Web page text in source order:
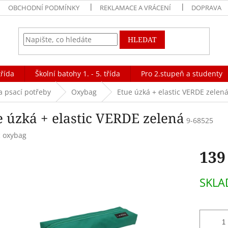
OBCHODNÍ PODMÍNKY REKLAMACE A VRÁCENÍ DOPRAVA
HLEDAT
Školní batohy 1. - 5. třída Pro 2.stupeň a studenty
psací potřeby Oxybag Etue úzká + elastic VERDE zelená
úzká + elastic VERDE zelená 9-68525
oxybag
cena: